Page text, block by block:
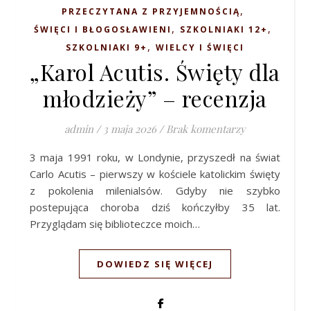
PRZECZYTANA Z PRZYJEMNOŚCIĄ,
ŚWIĘCI I BŁOGOSŁAWIENI , SZKOLNIAKI 12+ ,
SZKOLNIAKI 9+ , WIELCY I ŚWIĘCI
„Karol Acutis. Święty dla
młodzieży” – recenzja
admin / 3 maja 2026 / Brak komentarzy
3 maja 1991 roku, w Londynie, przyszedł na świat
Carlo Acutis – pierwszy w kościele katolickim święty
z pokolenia milenialsów. Gdyby nie szybko
postepująca choroba dziś kończyłby 35 lat.
Przyglądam się biblioteczce moich…
DOWIEDZ SIĘ WIĘCEJ